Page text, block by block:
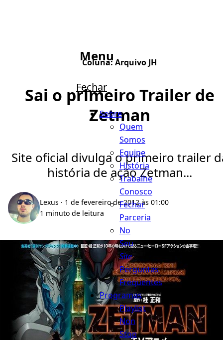
Menu
Fechar
Sobre
Quem
Somos
Equipe
História
Trabalhe
Conosco
Fechar
Parceria
No
Seu
Site
Perguntas
Frequentes
Programas
Playlist
Non
Stop
Coluna:Arquivo JH
Sai o primeiro Trailer de
Zetman
Site oficial divulga o primeiro trailer
história de ação Zetman...
Lexus · 1 de fevereiro de 2012 às 01:00
1 minuto de leitura